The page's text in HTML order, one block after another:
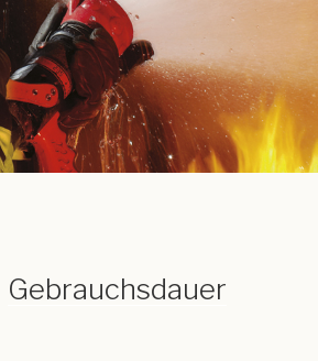
Gebrauchsdauer